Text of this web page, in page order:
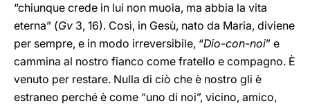
“chiunque crede in lui non muoia, ma abbia la vita
eterna” (Gv 3, 16). Così, in Gesù, nato da Maria, diviene
per sempre, e in modo irreversibile, “Dio-con-noi” e
cammina al nostro fianco come fratello e compagno. È
venuto per restare. Nulla di ciò che è nostro gli è
estraneo perché è come “uno di noi”, vicino, amico,